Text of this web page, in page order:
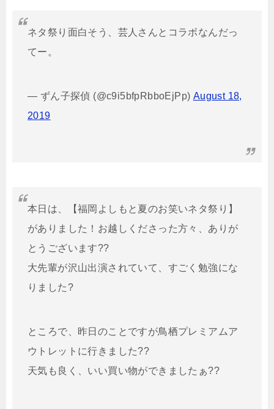
ネタ祭り面白そう、芸人さんとコラボなんだっ
てー。
— ずん子探偵 (@c9i5bfpRbboEjPp) August 18,
2019
本日は、【福岡よしもと夏のお笑いネタ祭り】
がありました！お越しくださった方々、ありが
とうございます??
大先輩が沢山出演されていて、すごく勉強にな
りました?
ところで、昨日のことですが鳥栖プレミアムア
ウトレットに行きました??
天気も良く、いい買い物ができましたぁ??